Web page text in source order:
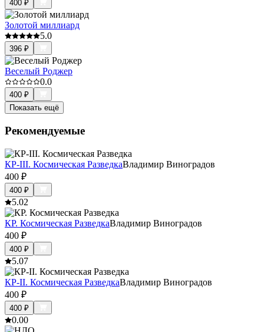
400 ₽
Золотой миллиард
5.0
396 ₽
Веселый Роджер
0.0
400 ₽
Показать ещё
Рекомендуемые
КР-III. Космическая РазведкаВладимир Виноградов
400 ₽
400 ₽
5.02
КР. Космическая РазведкаВладимир Виноградов
400 ₽
400 ₽
5.07
КР-II. Космическая РазведкаВладимир Виноградов
400 ₽
400 ₽
0.00